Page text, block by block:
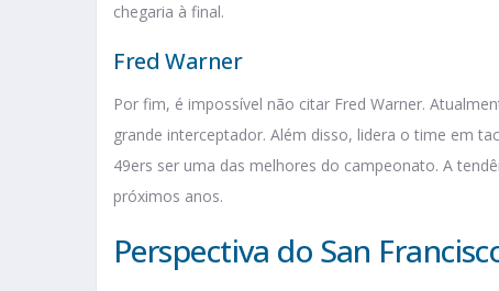
chegaria à final.
Fred Warner
Por fim, é impossível não citar Fred Warner.
grande interceptador. Além disso, lidera o time em
49ers ser uma das melhores do campeonato. A
próximos anos.
Perspectiva do San